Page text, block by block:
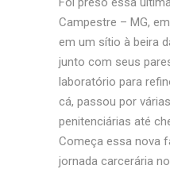
Campestre – MG,
em um sítio à beira
junto com seus
laboratório para
cá, passou por
penitenciárias até
Começa essa nova
jornada carcerária